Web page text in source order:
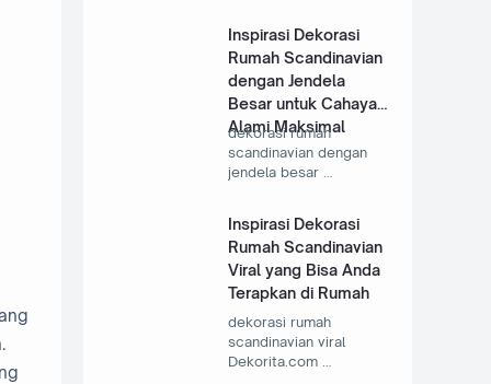
Inspirasi Dekorasi
Rumah Scandinavian
dengan Jendela
Besar untuk Cahaya
Alami Maksimal
dekorasi rumah
scandinavian dengan
jendela besar …
Inspirasi Dekorasi
Rumah Scandinavian
Viral yang Bisa Anda
Terapkan di Rumah
dekorasi rumah
scandinavian viral
Dekorita.com …